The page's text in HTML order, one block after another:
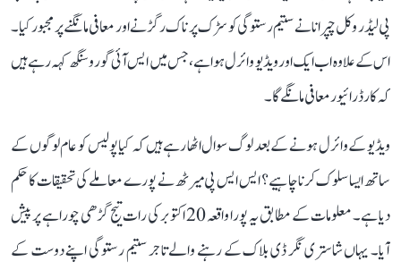
پی لیڈر وکل چپرانا نے ستیم رستوگی کو سڑک پر ناک رگڑنے اور معافی مانگنے پر مجبور کیا۔
اس کے علاوہ اب ایک اور ویڈیو وائرل ہوا ہے، جس میں ایس آئی گورو سنگھ کہہ رہے ہیں
کہ کار ڈرائیور معافی مانگے گا۔
ویڈیو کے وائرل ہونے کے بعد لوگ سوال اٹھا رہے ہیں کہ کیا پولیس کو عام لوگوں کے
ساتھ ایسا سلوک کرنا چاہیے؟ ایس ایس پی میرٹھ نے پورے معاملے کی تحقیقات کا حکم
دیا ہے۔ معلومات کے مطابق یہ پورا واقعہ 20 اکتوبر کی رات تیج گڑھی چوراہے پر پیش
آیا۔ یہاں شاستری نگر ڈی بلاک کے رہنے والے تاجر ستیم رستوگی اپنے دوست کے